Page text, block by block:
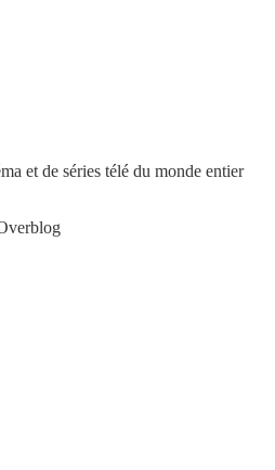
et de séries télé du monde entier